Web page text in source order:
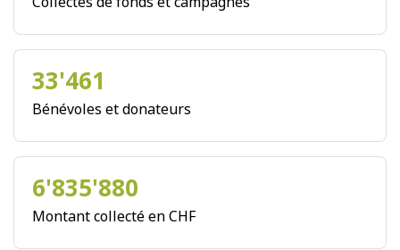
33'461
Bénévoles et donateurs
6'835'880
Montant collecté en CHF